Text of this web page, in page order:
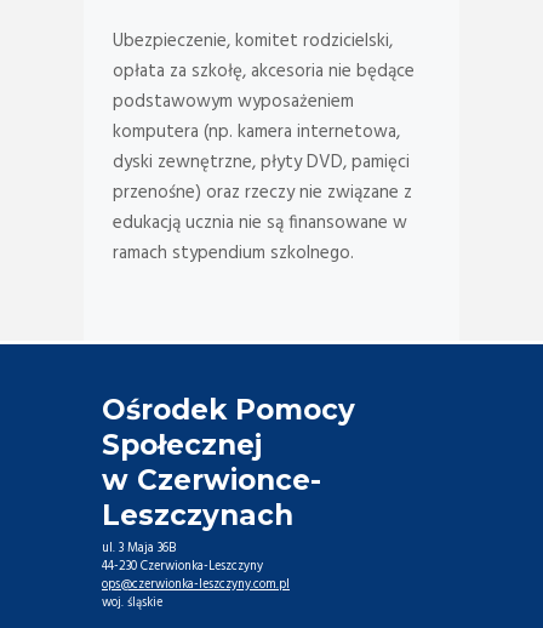
Ubezpieczenie, komitet rodzicielski,
opłata za szkołę, akcesoria nie będące
podstawowym wyposażeniem
komputera (np. kamera internetowa,
dyski zewnętrzne, płyty DVD, pamięci
przenośne) oraz rzeczy nie związane z
edukacją ucznia nie są finansowane w
ramach stypendium szkolnego.
Ośrodek Pomocy
Społecznej
w Czerwionce-
Leszczynach
ul. 3 Maja 36B
44-230 Czerwionka-Leszczyny
ops@czerwionka-leszczyny.com.pl
woj. śląskie